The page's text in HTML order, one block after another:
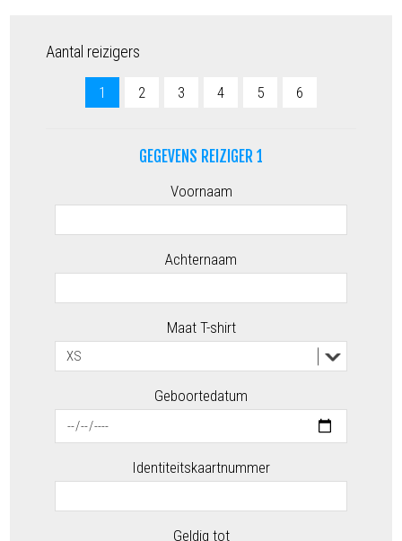
Aantal reizigers
1 2 3 4 5 6
GEGEVENS REIZIGER 1
Voornaam
Achternaam
Maat T-shirt
Geboortedatum
Identiteitskaartnummer
Geldig tot